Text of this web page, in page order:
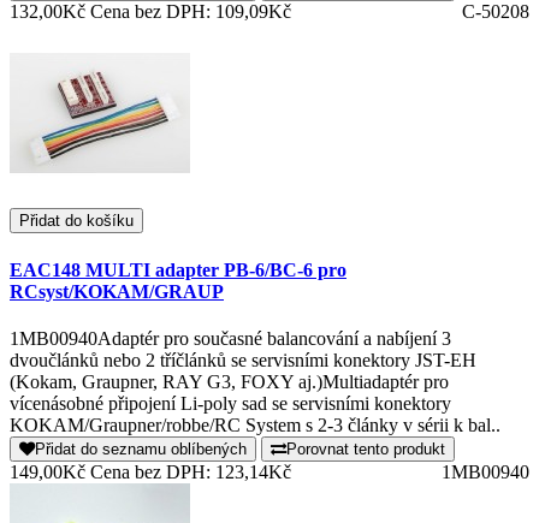
132,00Kč Cena bez DPH: 109,09Kč C-50208
Přidat do košíku
EAC148 MULTI adapter PB-6/BC-6 pro
RCsyst/KOKAM/GRAUP
1MB00940Adaptér pro současné balancování a nabíjení 3
dvoučlánků nebo 2 tříčlánků se servisními konektory JST-EH
(Kokam, Graupner, RAY G3, FOXY aj.)Multiadaptér pro
vícenásobné připojení Li-poly sad se servisními konektory
KOKAM/Graupner/robbe/RC System s 2-3 články v sérii k bal..
Přidat do seznamu oblíbených Porovnat tento produkt
149,00Kč Cena bez DPH: 123,14Kč 1MB00940